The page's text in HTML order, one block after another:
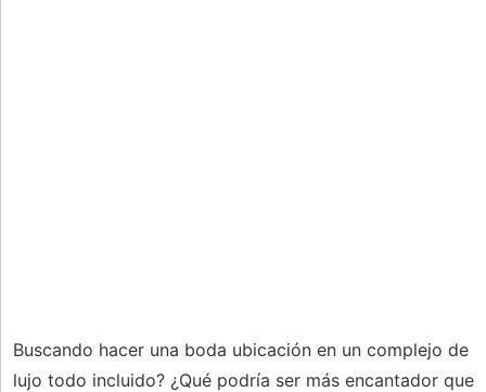
Buscando hacer una boda ubicación en un complejo de
lujo todo incluido? ¿Qué podría ser más encantador que